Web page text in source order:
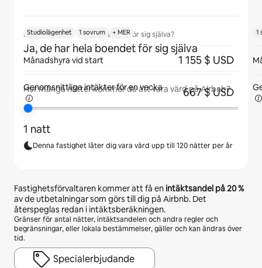
Kommer gäster att ha boendet för sig själva?
Ja, de har hela boendet för sig själva
Hur många nätter kommer du att vara värd på Airbnb?
1 natt
Denna fastighet låter dig vara värd upp till 120 nätter per år
Fastighetsförvaltaren kommer att få enintäktsandel på20 %
av de utbetalningar som görs till dig på Airbnb. Det
återspeglas redan i intäktsberäkningen.
Gränser för antal nätter, intäktsandelen och andra regler och
begränsningar, eller lokala bestämmelser, gäller och kan ändras över
tid.
Specialerbjudande
Studiolägenhet 1 sovrum + MER
Månadshyra vid start 1 155 $ USD
Genomsnittliga intäkter fören vecka 667 $ USD
1